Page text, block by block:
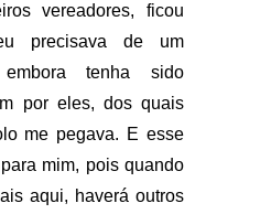
vereadores, ficou
precisava de um
embora tenha sido
por eles, dos quais
me pegava. E esse
mim, pois quando
aqui, haverá outros